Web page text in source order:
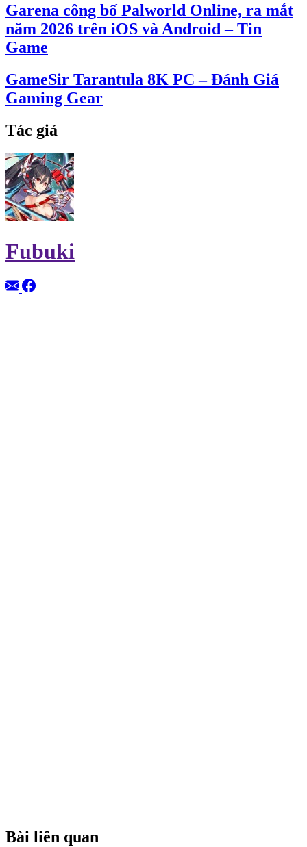
Garena công bố Palworld Online, ra mắt
năm 2026 trên iOS và Android – Tin
Game
GameSir Tarantula 8K PC – Đánh Giá
Gaming Gear
Tác giả
Fubuki
Bài liên quan